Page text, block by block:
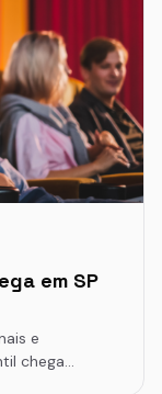
em SP
e
chega…